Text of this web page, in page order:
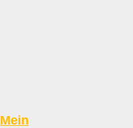
Mein